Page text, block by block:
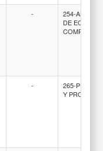
-
254-
DE
-
265-
Y